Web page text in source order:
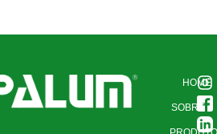
HOME
SOBRE